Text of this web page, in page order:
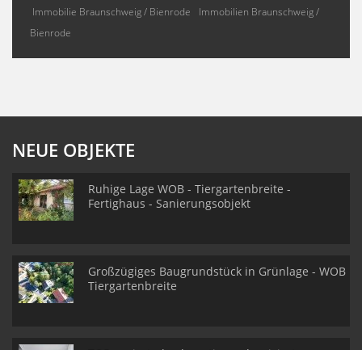
Immobilie Braunschweig / Bienrode
Immobilien Braunschweig /
Bienrode
NEUE OBJEKTE
Ruhige Lage WOB - Tiergartenbreite -
Fertighaus - Sanierungsobjekt
Großzügiges Baugrundstück in Grünlage - WOB
Tiergartenbreite